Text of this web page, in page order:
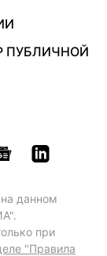
ПУБЛИЧНОЙ
данном
при
"Правила